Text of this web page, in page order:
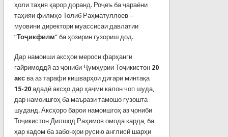
ҳоли таҳия қарор доранд. Роҷеъ ба ҷараёни
таҳияи филмҳо Толиб Раҳматуллоев –
муовини директори муассисаи давлатии
“Тоҷикфилм” ба ҳозирин гузориш дод.
Дар намоиши аксҳои мероси фарҳанги
ғайримоддӣ аз ҷониби Ҷумҳурии Тоҷикистон 20
аксва аз тарафи кишварҳои дигари минтақа
15-20ададӣ аксҳо дар ҳаҷми калон чоп шуда,
дар намоишгоҳ ба маърази тамошо гузошта
шуданд. Аксҳоро барои намоишгоҳ аз ҷониби
Тоҷикистон Дилшод Раҳимов омода карда, ба
ҳар кадом ба забонҳои русию англисӣ шарҳи